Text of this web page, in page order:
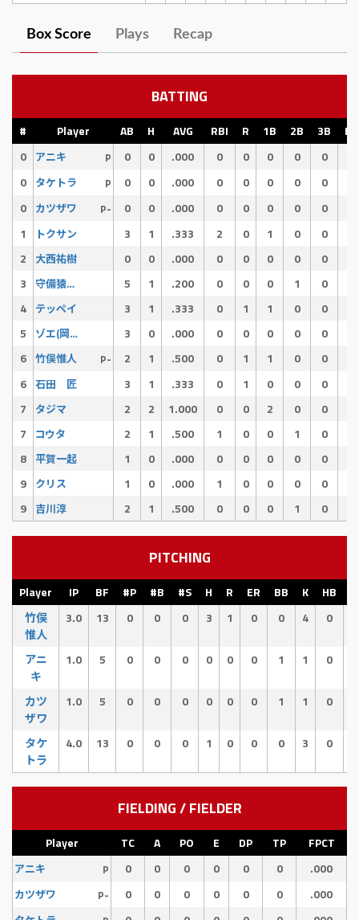
Box Score Plays Recap
BATTING
# Player AB H AVG RBI R 1B 2B 3B
HR
0
アニキ P 0 0 .000 0 0 0 0 0
0
タケトラ P 0 0 .000 0 0 0 0 0
0
カツザワ P- 0 0 .000 0 0 0 0 0
1
トクサン 3 1 .333 2 0 1 0 0
2
大西祐樹 0 0 .000 0 0 0 0 0
3
守備猿ジュン 5 1 .200 0 0 0 1 0
4
テッペイ 3 1 .333 0 1 1 0 0
5
ゾエ(岡添) 3 0 .000 0 0 0 0 0
6 竹俣惟人 P- 2 1 .500 0 1 1 0 0
6 石田 匠 3 1 .333 0 1 0 0 0
7
タジマ 2 2 1.000 0 0 2 0 0
7
コウタ 2 1 .500 1 0 0 1 0
8
平賀一起 1 0 .000 0 0 0 0 0
9
クリス 1 0 .000 1 0 0 0 0
9
吉川淳 2 1 .500 0 0 0 1 0
PITCHING
Player IP BF #P #B #S H R ER BB K HB
竹俣
惟人
3.0 13 0 0 0 3 1 0 0 4 0
アニ
キ
1.0 5 0 0 0 0 0 0 1 1 0
カツ
ザワ
1.0 5 0 0 0 0 0 0 1 1 0
タケ
トラ
4.0 13 0 0 0 1 0 0 0 3 0
FIELDING / FIELDER
Player TC A PO E DP TP FPCT
アニキ P 0 0 0 0 0 0 .000
カツザワ P- 0 0 0 0 0 0 .000